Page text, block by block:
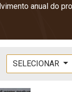
anual do
SELECIONAR